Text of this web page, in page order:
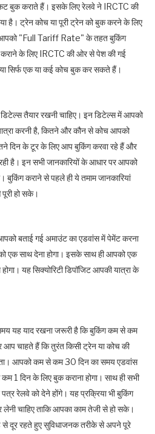
बुक कराते हैं। इसके लिए रेलवे ने IRCTC की
है। ट्रेन कोच या पूरी ट्रेन को बुक करने के लिए
"Full Tariff Rate" के तहत बुकिंग
कराने के लिए IRCTC की ओर से पेश की गई
सिर्फ एक या कई कोच बुक कर सकते हैं।
तैयार रखनी चाहिए। इन डिटेल्स में आपको
करनी है, कितने और कौन से कोच आपको
दिन के टूर के लिए आप बुकिंग करवा रहे हैं और
है। इन सभी जानकारियों के आधार पर आपको
बुकिंग कराने से पहले ही ये तमाम जानकारियां
हो सके।
बताई गई अमाउंट का एडवांस में पेमेंट करना
एक साथ देना होगा। इसके साथ ही आपको एक
होगा। यह सिक्योरिटी डिपॉजिट आपकी यात्रा के
यह याद रखना जरूरी है कि बुकिंग कम से कम
आप चाहते हैं कि तुरंत किसी ट्रेन या कोच की
आपको कम से कम 30 दिन का समय एडवांस
1 दिन के लिए बुक कराना होगा। साथ ही सभी
रेलवे को देने होंगे। यह प्रक्रिया भी बुकिंग
चाहिए ताकि आपका काम तेजी से हो सके।
दूर रहते हुए सुविधाजनक तरीके से अपने पूरे